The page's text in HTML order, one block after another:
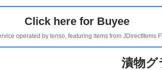
Click here for Buyee
operated by tenso, featuring items from JDirectItems
漬物グ